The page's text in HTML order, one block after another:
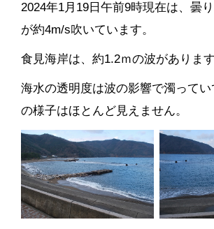
2024年1月19日午前9時現在は、曇
が約4m/s吹いています。
食見海岸は、約1.2ｍの波があります
海水の透明度は波の影響で濁って
の様子はほとんど見えません。